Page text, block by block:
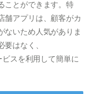
ことができます。特
舗アプリは、顧客がカ
ないため人気がありま
はなく、
ビスを利用して簡単に